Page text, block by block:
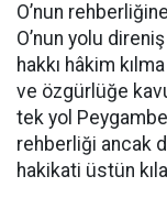
O’nun
O’nun yolu
hakkı hâkim
ve özgürlüğe
tek yol
rehberliği ancak
hakikati üstün